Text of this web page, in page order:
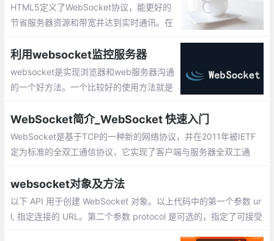
HTML5定义了WebSocket协议，能更好的
节省服务器资源和带宽并达到实时通讯。在
一个握手的动作，然后，浏览器和服务器之
间就形成了一条快速通道。两者之间就直接
可以数据互相传送。
利用websocket监控服务器
websocket是实现浏览器和web服务器沟通
的一个好方法。一个比较好的使用方法就是
个webdocketd服务器。
WebSocket简介_WebSocket 快速入门
WebSocket是基于TCP的一种新的网络协议，并在2011年被IETF
定为标准的全双工通信协议，它实现了客户端与服务器全双工通
单，允许服务端主动向客户端推送数据。
websocket对象及方法
以下 API 用于创建 WebSocket 对象。以上代码中的第一个参数 ur
l, 指定连接的 URL。第二个参数 protocol 是可选的，指定了可接受